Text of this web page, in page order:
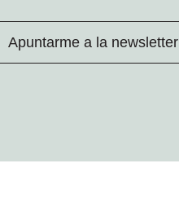
Apuntarme a la newsletter